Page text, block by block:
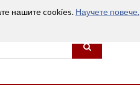
нашите cookies. Научете повече.